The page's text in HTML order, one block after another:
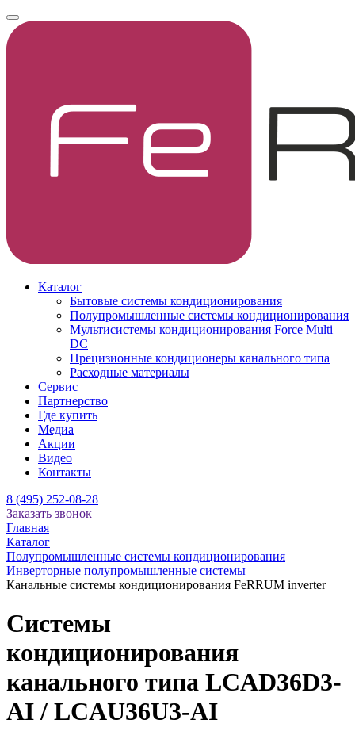
Каталог
Бытовые системы кондиционирования
Полупромышленные системы кондиционирования
Мультисистемы кондиционирования Force Multi
DC
Прецизионные кондиционеры канального типа
Расходные материалы
Сервис
Партнерство
Где купить
Медиа
Акции
Видео
Контакты
8 (495) 252-08-28
Заказать звонок
Главная
Каталог
Полупромышленные системы кондиционирования
Инверторные полупромышленные системы
Канальные системы кондиционирования FeRRUM inverter
Системы
кондиционирования
канального типа LCAD36D3-
AI / LCAU36U3-AI